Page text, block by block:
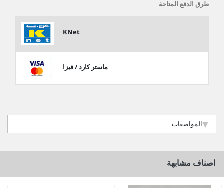
طرق الدفع المتاحة
KNet
ماستر كارد / فيزا
المواصفات
اصناف مشابهة